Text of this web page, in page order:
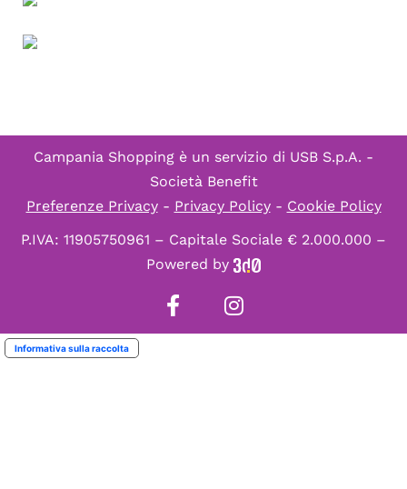
Campania Shopping è un servizio di USB S.p.A. -
Società Benefit
Preferenze Privacy- Privacy Policy- Cookie Policy
P.IVA: 11905750961 – Capitale Sociale € 2.000.000 –
Powered by
Informativa sulla raccolta